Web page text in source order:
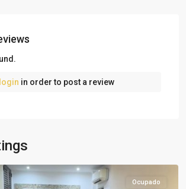
login in order to post a review
Ocupado